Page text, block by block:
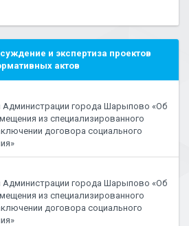
и экспертиза проектов
актов
Администрации города Шарыпово «Об
из специализированного
договора социального
Администрации города Шарыпово «Об
из специализированного
договора социального